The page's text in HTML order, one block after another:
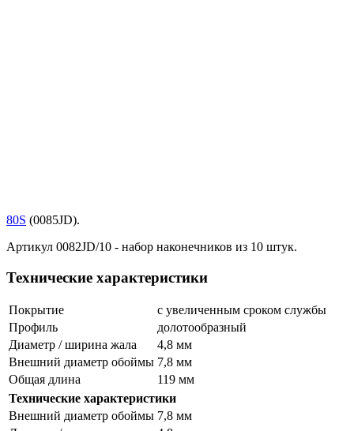
80S (0085JD).
Артикул 0082JD/10 - набор наконечников из 10 штук.
Технические характеристики
Покрытие
с увеличенным сроком службы
Профиль
долотообразный
Диаметр / ширина жала
4,8 мм
Внешний диаметр обоймы 7,8 мм
Общая длина
119 мм
Технические характеристики
Внешний диаметр обоймы 7,8 мм